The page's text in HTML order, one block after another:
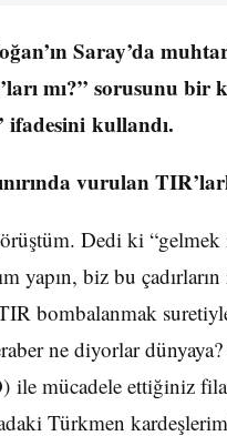
Saray’da
mı?” sorusunu bir
ifadesini kullandı.
vurulan
Dedi ki
yapın, biz bu
bombalanmak
ne diyorlar
ile mücadele ettiğiniz
Türkmen